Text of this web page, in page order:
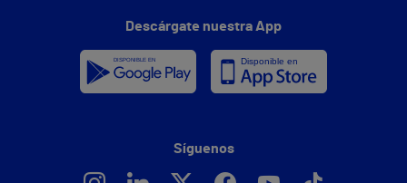
Descárgate nuestra App
Síguenos